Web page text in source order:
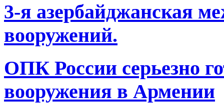
3-я азербайджанская
вооружений.
ОПК России серьезно
вооружения в Армении